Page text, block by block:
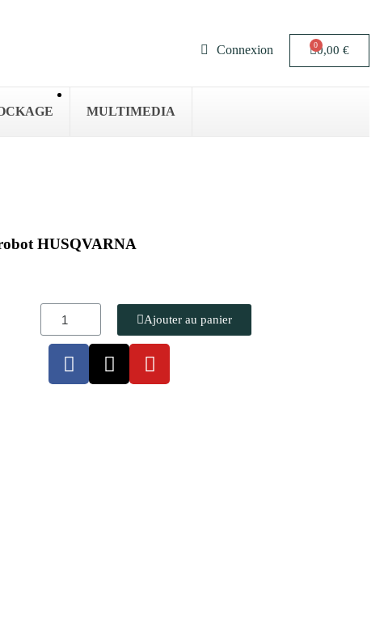
Connexion 0,00 €
MULTIMEDIA
HUSQVARNA
Ajouter au panier